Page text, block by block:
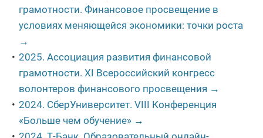
грамотности. Финансовое просвещение в
условиях меняющейся экономики: точки роста
→
2025. Ассоциация развития финансовой
грамотности. XI Всероссийский конгресс
волонтеров финансового просвещения →
2024. СберУниверситет. VIII Конференция
«Больше чем обучение» →